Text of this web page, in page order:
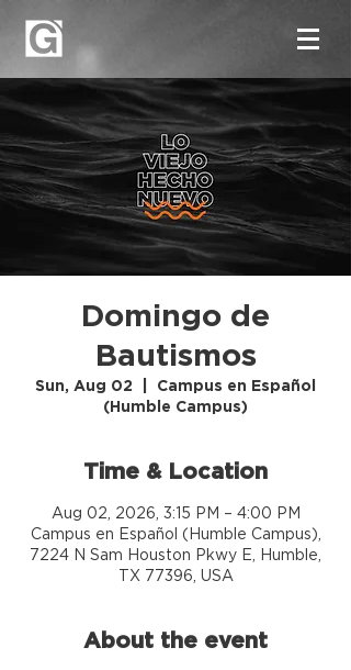
Domingo de
Bautismos
Sun, Aug 02
Campus en Español
(Humble Campus)
Time & Location
Aug 02, 2026, 3:15 PM – 4:00 PM
Campus en Español (Humble Campus),
7224 N Sam Houston Pkwy E, Humble,
TX 77396, USA
About the event